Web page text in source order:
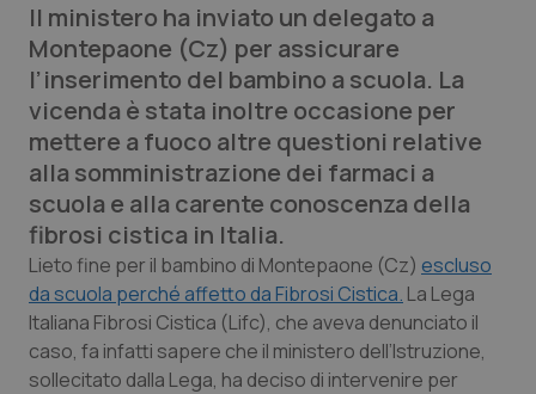
Lettere al direttore
Edizioni Regionali
QS Pro
Professionisti Sanitari.AI
Abruzzo
Basilicata
QS Pro Gold
Artrite & artrosi
QS Club Newsletter
Il ministero ha inviato un delegato a
Montepaone (Cz) per assicurare
l’inserimento del bambino a scuola. La
vicenda è stata inoltre occasione per
mettere a fuoco altre questioni relative
alla somministrazione dei farmaci a
scuola e alla carente conoscenza della
fibrosi cistica in Italia.
Lieto fine per il bambino di Montepaone (Cz) escluso
da scuola perché affetto da Fibrosi Cistica. La Lega
Italiana Fibrosi Cistica (Lifc), che aveva denunciato il
caso, fa infatti sapere che il ministero dell’Istruzione,
sollecitato dalla Lega, ha deciso di intervenire per